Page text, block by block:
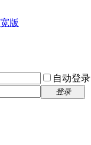
版
自动登录
登录